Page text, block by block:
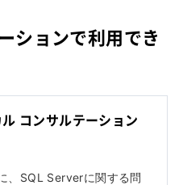
ションで利用でき
コンサルテーション
、SQL Serverに関する問